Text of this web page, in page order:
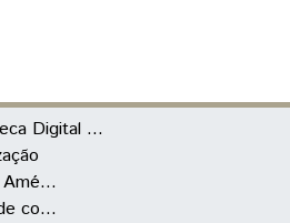
UNILA | Biblioteca Digital de Trabalhos de Conclusão de Curso
Direitos Humanos na América Latina
Como a literatura pode contribuir para a discussão dos direitos humanos: análise da violência contra a mulher a partir do conto “Le Viste la Cara a Dios”